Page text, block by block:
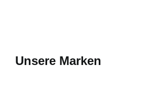
Unsere Marken